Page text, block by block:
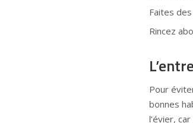
Faites
Rincez
Pour
bonnes
l’évier,